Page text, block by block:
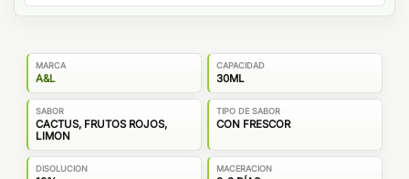
MARCA
A&L
CAPACIDAD
30ML
SABOR
CACTUS, FRUTOS ROJOS,
LIMON
TIPO DE SABOR
CON FRESCOR
DISOLUCION MACERACION